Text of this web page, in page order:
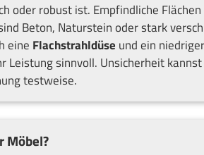
oder robust ist. Empfindliche
Beton, Naturstein oder stark
eine Flachstrahldüse und ein
Leistung sinnvoll. Unsicherheit
testweise.
Möbel?